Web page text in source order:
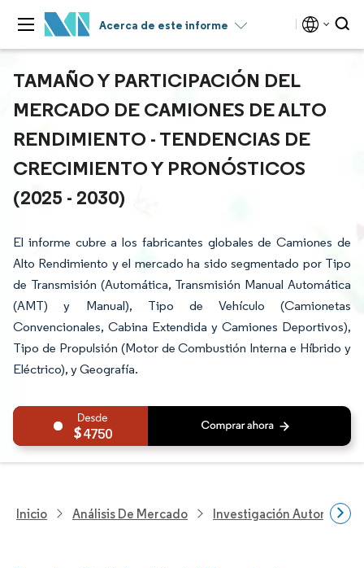
Acerca de este informe
TAMAÑO Y PARTICIPACIÓN DEL
MERCADO DE CAMIONES DE ALTO
RENDIMIENTO - TENDENCIAS DE
CRECIMIENTO Y PRONÓSTICOS
(2025 - 2030)
El informe cubre a los fabricantes globales de Camiones de
Alto Rendimiento y el mercado ha sido segmentado por Tipo
de Transmisión (Automática, Transmisión Manual Automática
(AMT) y Manual), Tipo de Vehículo (Camionetas
Convencionales, Cabina Extendida y Camiones Deportivos),
Tipo de Propulsión (Motor de Combustión Interna e Híbrido y
Eléctrico), y Geografía.
4750
Inicio Análisis De Mercado Investigación Automotriz